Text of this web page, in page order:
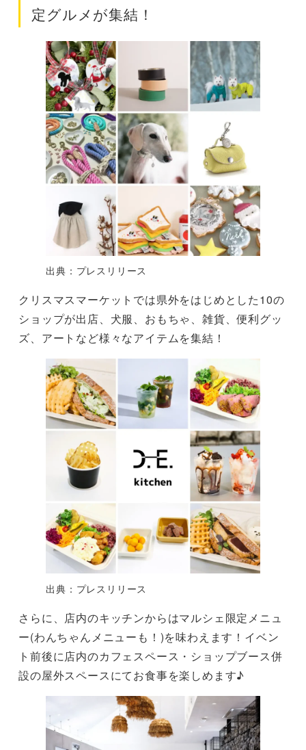
定グルメが集結！
出典：プレスリリース
クリスマスマーケットでは県外をはじめとした10の
ショップが出店、犬服、おもちゃ、雑貨、便利グッ
ズ、アートなど様々なアイテムを集結！
出典：プレスリリース
さらに、店内のキッチンからはマルシェ限定メニュ
ー(わんちゃんメニューも！)を味わえます！イベン
ト前後に店内のカフェスペース・ショップブース併
設の屋外スペースにてお食事を楽しめます♪